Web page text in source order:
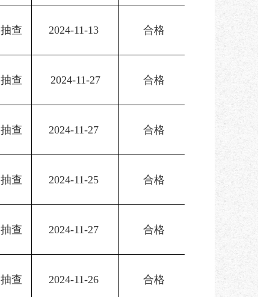
查 2024-11-13 合格
查 2024-11-27 合格
查 2024-11-27 合格
查 2024-11-25 合格
查 2024-11-27 合格
查 2024-11-26 合格